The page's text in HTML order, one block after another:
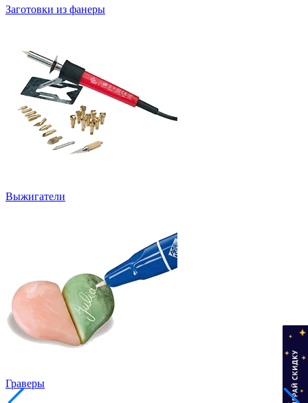
Заготовки из фанеры
Выжигатели
Граверы